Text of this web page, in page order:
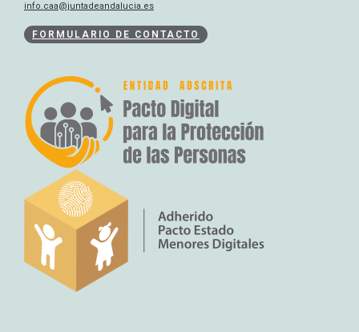
info.caa@juntadeandalucia.es
FORMULARIO DE CONTACTO